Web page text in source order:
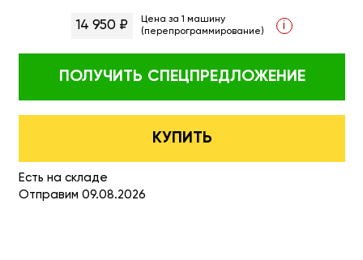
14 950 ₽
Цена за 1 машину
(перепрограммирование)
i
ПОЛУЧИТЬ СПЕЦПРЕДЛОЖЕНИЕ
КУПИТЬ
Есть на складе
Отправим 09.08.2026